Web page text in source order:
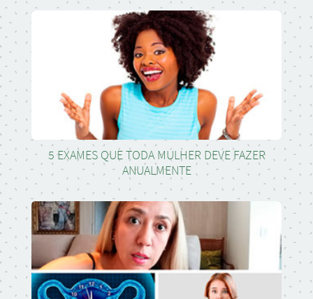
5 EXAMES QUE TODA MULHER DEVE FAZER
ANUALMENTE